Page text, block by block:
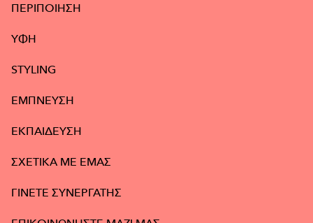
ΠΕΡΙΠΟΙΗΣΗ
ΥΦΉ
STYLING
ΕΜΠΝΕΥΣΗ
ΕΚΠΑΙΔΕΥΣΗ
ΣΧΕΤΙΚΑ ΜΕ ΕΜΑΣ
ΓΙΝΕΤΕ ΣΥΝΕΡΓΑΤΗΣ